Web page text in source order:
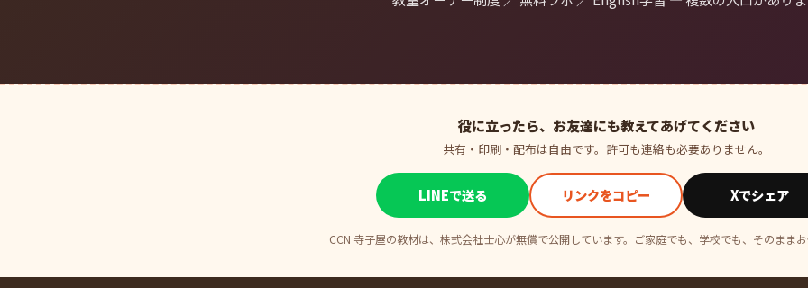
役に立ったら、お友達にも教えてあげてください
共有・印刷・配布は自由です。許可も連絡も必要ありません。
LINEで送る リンクをコピー Xでシェア
CCN 寺子屋の教材は、株式会社士心が無償で公開しています。ご家庭でも、学校でも、そのまま